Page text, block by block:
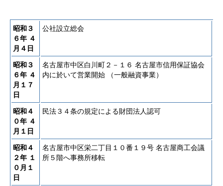
昭和３
６年 ４
月４日
公社設立総会
昭和３
６年 ４
月１７
日
名古屋市中区白川町２－１６ 名古屋市信用保証協会
内に於いて営業開始 （一般融資事業）
昭和４
０年 ４
月１日
民法３４条の規定による財団法人認可
昭和４
２年 １
０月１
日
名古屋市中区栄二丁目１０番１９号 名古屋商工会議
所５階へ事務所移転